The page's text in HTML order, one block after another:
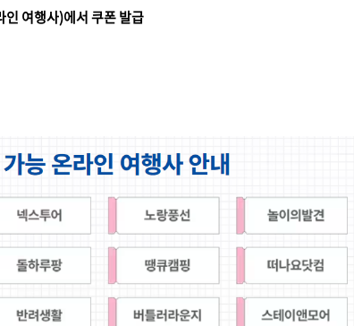
여행사)에서 쿠폰 발급